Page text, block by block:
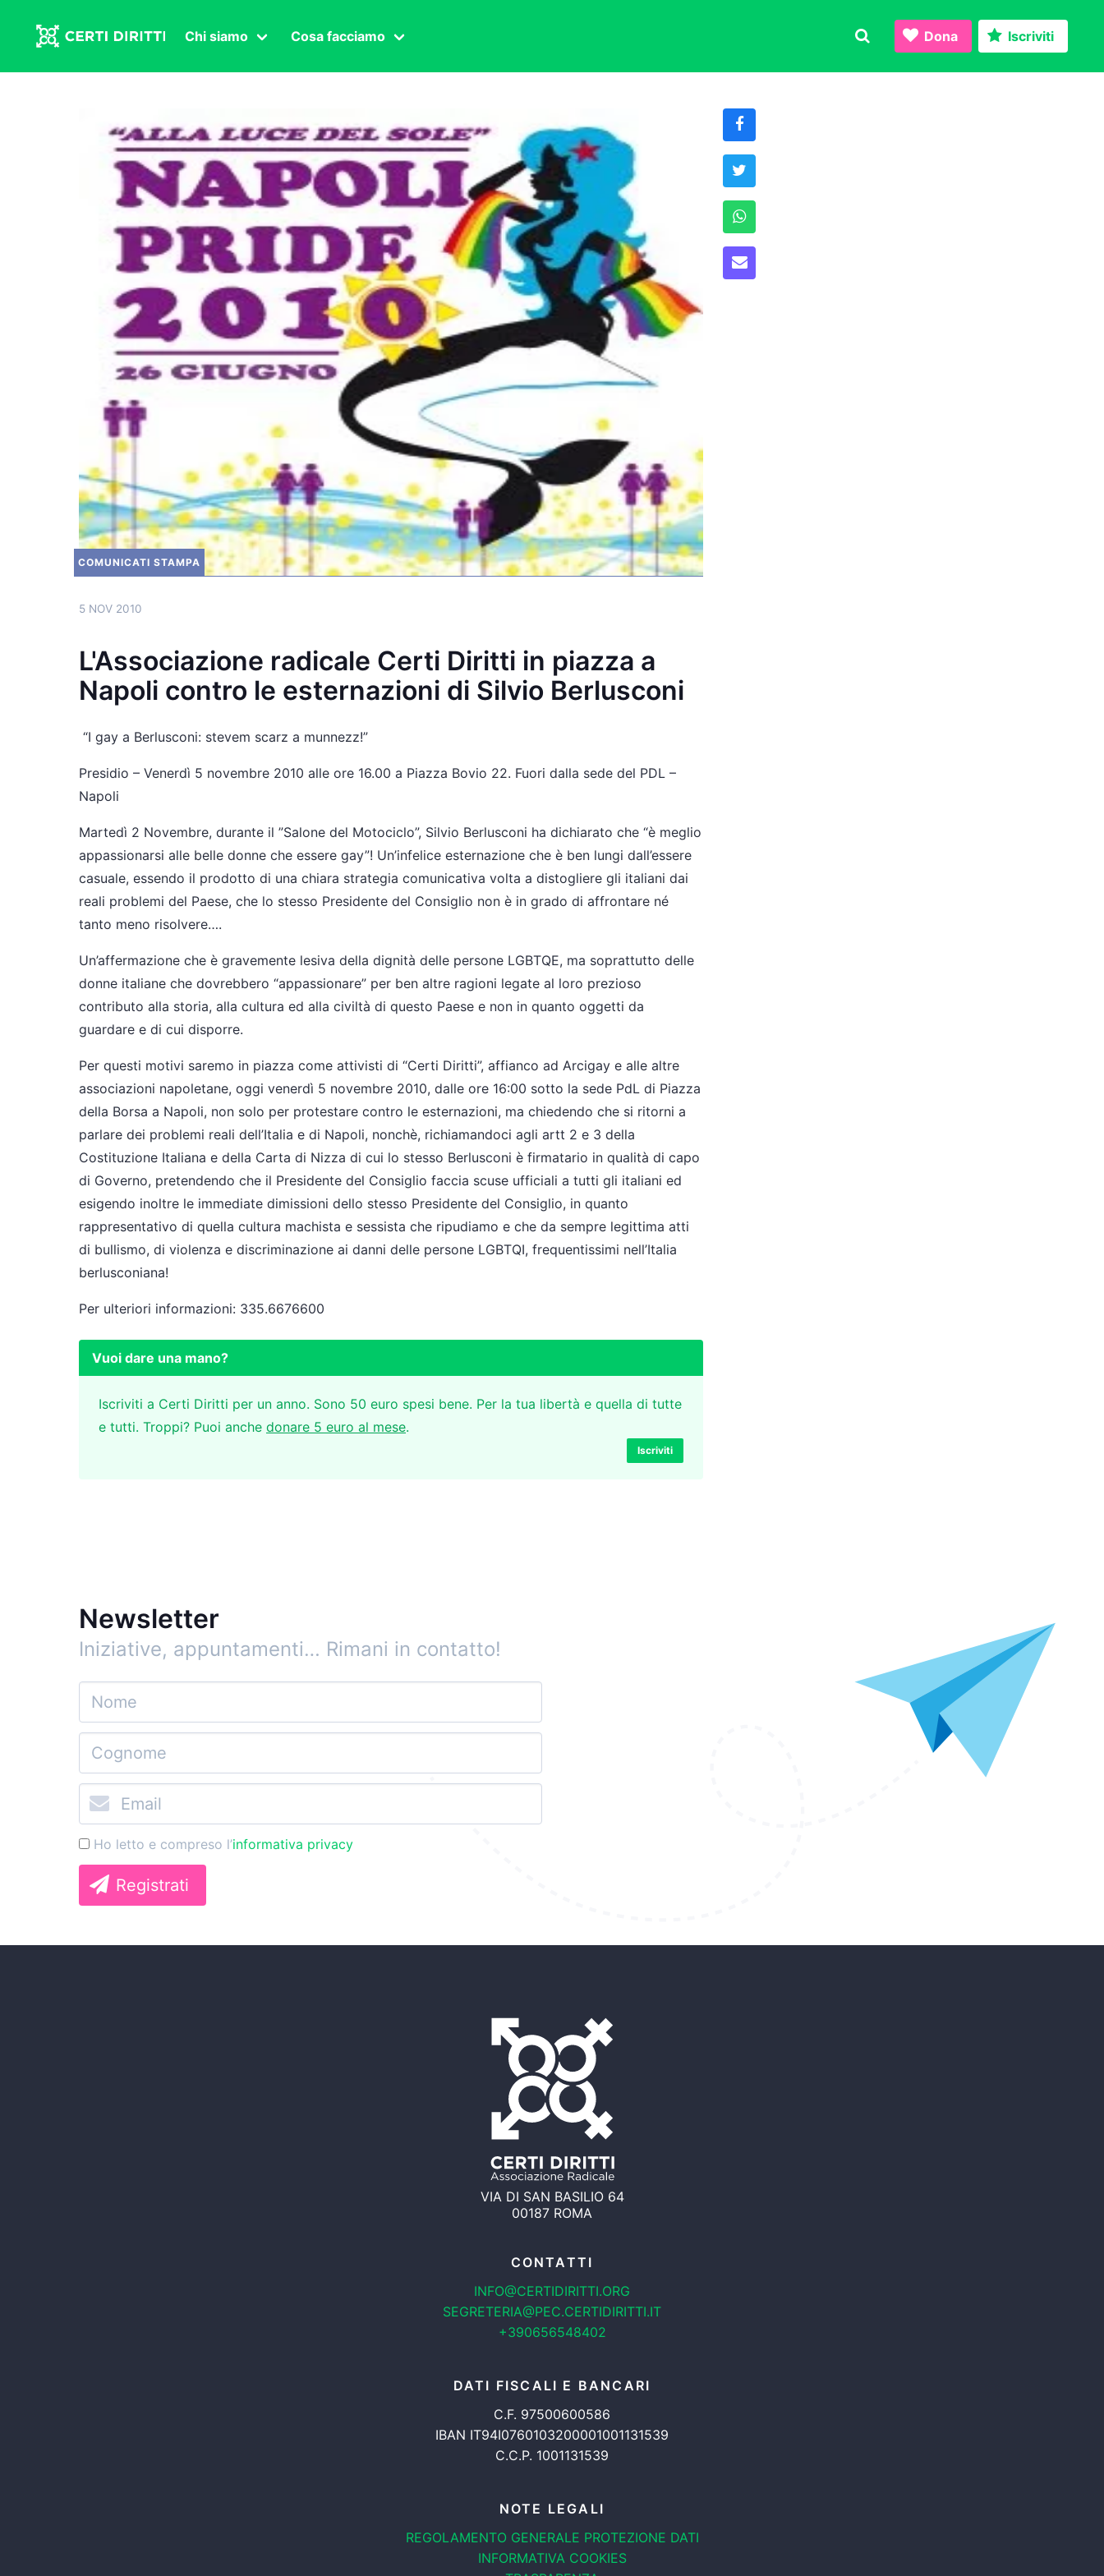
Chi siamo
Organi in carica
Congressi
Cosa facciamo
Transgender
Diritto di famiglia
Lavoro sessuale
Transnazionale
Politica
Fuor di Pagina
Dona Iscriviti
COMUNICATI STAMPA
5 NOV 2010
L'Associazione radicale Certi Diritti in piazza a
Napoli contro le esternazioni di Silvio Berlusconi
“I gay a Berlusconi: stevem scarz a munnezz!”
Presidio – Venerdì 5 novembre 2010 alle ore 16.00 a Piazza Bovio 22. Fuori dalla sede del PDL –
Napoli
Martedì 2 Novembre, durante il ”Salone del Motociclo”, Silvio Berlusconi ha dichiarato che “è meglio
appassionarsi alle belle donne che essere gay”! Un’infelice esternazione che è ben lungi dall’essere
casuale, essendo il prodotto di una chiara strategia comunicativa volta a distogliere gli italiani dai
reali problemi del Paese, che lo stesso Presidente del Consiglio non è in grado di affrontare né
tanto meno risolvere….
Un’affermazione che è gravemente lesiva della dignità delle persone LGBTQE, ma soprattutto delle
donne italiane che dovrebbero “appassionare” per ben altre ragioni legate al loro prezioso
contributo alla storia, alla cultura ed alla civiltà di questo Paese e non in quanto oggetti da
guardare e di cui disporre.
Per questi motivi saremo in piazza come attivisti di “Certi Diritti”, affianco ad Arcigay e alle altre
associazioni napoletane, oggi venerdì 5 novembre 2010, dalle ore 16:00 sotto la sede PdL di Piazza
della Borsa a Napoli, non solo per protestare contro le esternazioni, ma chiedendo che si ritorni a
parlare dei problemi reali dell’Italia e di Napoli, nonchè, richiamandoci agli artt 2 e 3 della
Costituzione Italiana e della Carta di Nizza di cui lo stesso Berlusconi è firmatario in qualità di capo
di Governo, pretendendo che il Presidente del Consiglio faccia scuse ufficiali a tutti gli italiani ed
esigendo inoltre le immediate dimissioni dello stesso Presidente del Consiglio, in quanto
rappresentativo di quella cultura machista e sessista che ripudiamo e che da sempre legittima atti
di bullismo, di violenza e discriminazione ai danni delle persone LGBTQI, frequentissimi nell’Italia
berlusconiana!
Per ulteriori informazioni: 335.6676600
Vuoi dare una mano?
Iscriviti a Certi Diritti per un anno. Sono 50 euro spesi bene. Per la tua libertà e quella di tutte
e tutti. Troppi? Puoi anche donare 5 euro al mese.
Iscriviti
Newsletter
Iniziative, appuntamenti… Rimani in contatto!
Ho letto e compreso l’informativa privacy
Registrati
VIA DI SAN BASILIO 64
00187 ROMA
CONTATTI
INFO@CERTIDIRITTI.ORG
SEGRETERIA@PEC.CERTIDIRITTI.IT
+390656548402
DATI FISCALI E BANCARI
C.F. 97500600586
IBAN IT94I0760103200001001131539
C.C.P. 1001131539
NOTE LEGALI
REGOLAMENTO GENERALE PROTEZIONE DATI
INFORMATIVA COOKIES